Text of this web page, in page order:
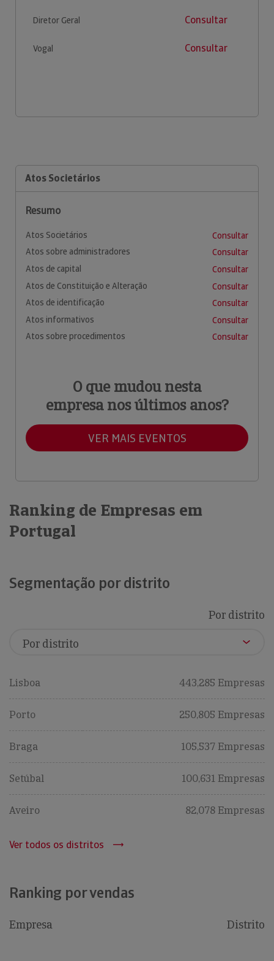
Diretor Geral Consultar
Vogal Consultar
Atos Societários
Resumo
Atos Societários
Consultar
Atos sobre administradores
Consultar
Atos de capital
Consultar
Atos de Constituição e Alteração
Consultar
Atos de identificação
Consultar
Atos informativos
Consultar
Atos sobre procedimentos
Consultar
O que mudou nesta
empresa nos últimos anos?
VER MAIS EVENTOS
Ranking de Empresas em
Portugal
Segmentação por distrito
Por distrito
Lisboa 443,285 Empresas
Porto 250,805 Empresas
Braga 105,537 Empresas
Setúbal 100,631 Empresas
Aveiro 82,078 Empresas
Ver todos os distritos
Ranking por vendas
Empresa Distrito